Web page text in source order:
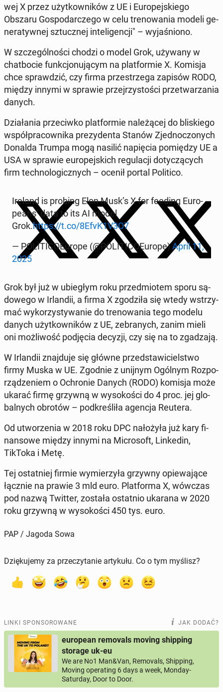
wej X przez użyt­kow­ni­ków z UE i Eu­ro­pej­skie­go
Obszaru Go­spo­dar­cze­go w celu tre­no­wa­nia modeli ge­
ne­ra­tyw­nej sztucz­nej in­te­li­gen­cji" – wy­ja­śnio­no.
W szcze­gól­no­ści chodzi o model Grok, używany w
chat­bo­cie funk­cjo­nu­ją­cym na plat­for­mie X. Komisja
chce spraw­dzić, czy firma prze­strze­ga zapisów RODO,
między innymi w sprawie przej­rzy­sto­ści prze­twa­rza­nia
danych.
Dzia­ła­nia prze­ciw­ko plat­for­mie na­le­żą­cej do bli­skie­go
współ­pra­cow­ni­ka pre­zy­den­ta Stanów Zjed­no­czo­nych
Donalda Trumpa mogą nasilić na­pię­cia po­mię­dzy UE a
USA w sprawie eu­ro­pej­skich re­gu­la­cji do­ty­czą­cych
firm tech­no­lo­gicz­nych – ocenił portal Po­li­ti­co.
Ireland is probing Elon Musk’s X for feeding Eu­ro­
pe­ans’ data to its AI model
Grok.https://t.co/8EfvK1V3O7
— PO­LI­TI­CO­Eu­ro­pe (@PO­LI­TI­CO­Eu­ro­pe)April 11,
2025
Grok był już w ubie­głym roku przed­mio­tem sporu są­
do­we­go w Ir­lan­dii, a firma X zgo­dzi­ła się wtedy wstrzy­
mać wy­ko­rzy­sty­wa­nie do tre­no­wa­nia tego modelu
danych użyt­kow­ni­ków z UE, ze­bra­nych, zanim mieli
oni moż­li­wość pod­ję­cia decyzji, czy się na to zga­dza­ją.
W Ir­lan­dii znaj­du­je się główne przed­sta­wi­ciel­stwo
firmy Muska w UE. Zgodnie z unijnym Ogólnym Roz­po­
rzą­dze­niem o Ochro­nie Danych (RODO) komisja może
ukarać firmę grzywną w wy­so­ko­ści do 4 proc. jej glo­
bal­nych obrotów – pod­kre­śli­ła agencja Reutera.
Od utwo­rze­nia w 2018 roku DPC na­ło­ży­ła już kary fi­
nan­so­we między innymi na Mi­cro­soft, Lin­ke­din,
TikToka i Metę.
Tej ostat­niej firmie wy­mie­rzy­ła grzywny opie­wa­ją­ce
łącznie na prawie 3 mld euro. Plat­for­ma X, wówczas
pod nazwą Twitter, została ostat­nio ukarana w 2020
roku grzywną w wy­so­ko­ści 450 tys. euro.
PAP / Jagoda Sowa
Dziękujemy za przeczytanie artykułu. Co o tym myślisz?
LINKI SPONSOROWANE JAK DODAĆ?
european removals moving shipping
storage uk-eu
We are No1 Man&Van, Removals, Shipping,
Moving operating 6 days a week, Monday-
Saturday, Door to Door.